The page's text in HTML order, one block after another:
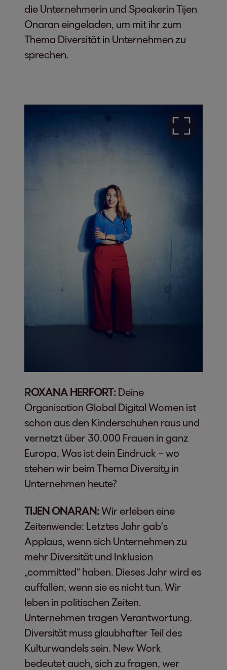
die Unternehmerin und Speakerin Tijen
Onaran eingeladen, um mit ihr zum
Thema Diversität in Unternehmen zu
sprechen.
ROXANA HERFORT: Deine
Organisation Global Digital Women ist
schon aus den Kinderschuhen raus und
vernetzt über 30.000 Frauen in ganz
Europa. Was ist dein Eindruck – wo
stehen wir beim Thema Diversity in
Unternehmen heute?
TIJEN ONARAN:Wir erleben eine
Zeitenwende: Letztes Jahr gab’s
Applaus, wenn sich Unternehmen zu
mehr Diversität und Inklusion
„committed“ haben. Dieses Jahr wird es
auffallen, wenn sie es nicht tun. Wir
leben in politischen Zeiten.
Unternehmen tragen Verantwortung.
Diversität muss glaubhafter Teil des
Kulturwandels sein. New Work
bedeutet auch, sich zu fragen, wer